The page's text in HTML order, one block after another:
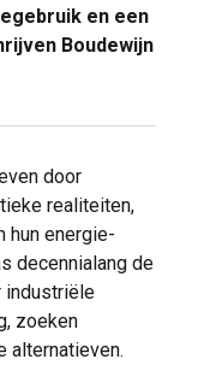
en een
Boudewijn
door
realiteiten,
hun energie-
decennialang de
industriële
zoeken
alternatieven.